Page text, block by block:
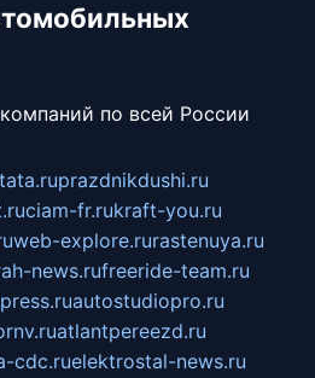
по всей России
prazdnikdushi.ru
ciam-fr.rukraft-you.ru
web-explore.rurastenuya.ru
news.rufreeride-team.ru
autostudiopro.ru
atlantpereezd.ru
cdc.ruelektrostal-news.ru